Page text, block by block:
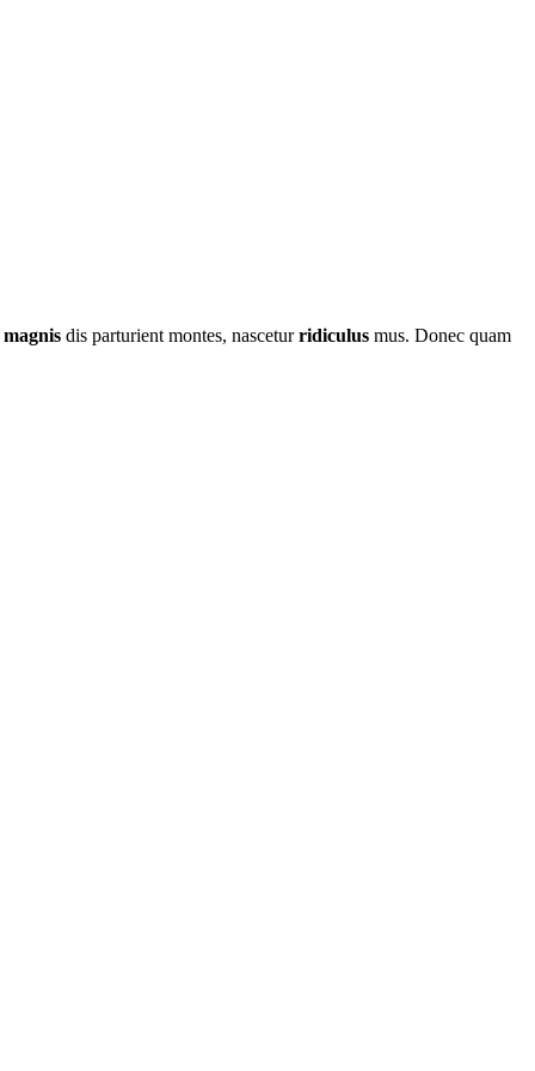
magnis dis parturient montes, nasceturridiculus mus. Donec quam